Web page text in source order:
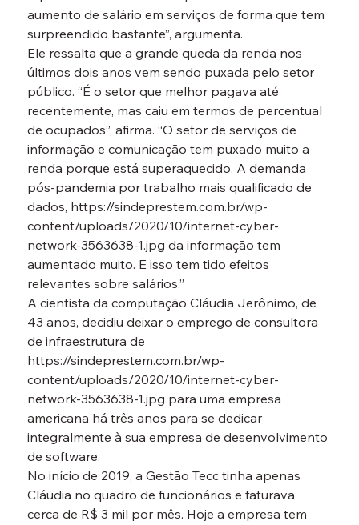
aumento de salário em serviços de forma que tem
surpreendido bastante”, argumenta.
Ele ressalta que a grande queda da renda nos
últimos dois anos vem sendo puxada pelo setor
público. “É o setor que melhor pagava até
recentemente, mas caiu em termos de percentual
de ocupados”, afirma. “O setor de serviços de
informação e comunicação tem puxado muito a
renda porque está superaquecido. A demanda
pós-pandemia por trabalho mais qualificado de
dados, https://sindeprestem.com.br/wp-
content/uploads/2020/10/internet-cyber-
network-3563638-1.jpg da informação tem
aumentado muito. E isso tem tido efeitos
relevantes sobre salários.”
A cientista da computação Cláudia Jerônimo, de
43 anos, decidiu deixar o emprego de consultora
de infraestrutura de
https://sindeprestem.com.br/wp-
content/uploads/2020/10/internet-cyber-
network-3563638-1.jpg para uma empresa
americana há três anos para se dedicar
integralmente à sua empresa de desenvolvimento
de software.
No início de 2019, a Gestão Tecc tinha apenas
Cláudia no quadro de funcionários e faturava
cerca de R$ 3 mil por mês. Hoje a empresa tem